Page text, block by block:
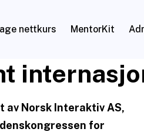
nettkurs MentorKit
Norsk Interaktiv AS,
for